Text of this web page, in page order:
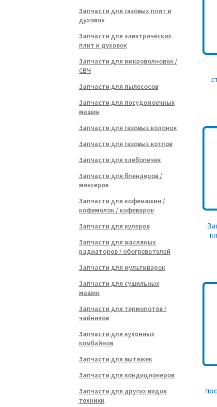
Запчасти для газовых плит и
духовок
Запчасти для электрических
плит и духовок
Запчасти для микроволновок /
СВЧ
Запчасти для пылесосов
Запчасти для посудомоечных
машин
Запчасти для газовых колонок
Запчасти для газовых котлов
Запчасти для хлебопечек
Запчасти для блендеров /
миксеров
Запчасти для кофемашин /
кофемолок / кофеварок
Запчасти для кулеров
Запчасти для масляных
радиаторов / обогревателей
Запчасти для мультиварок
Запчасти для сушильных
машин
Запчасти для термопотов /
чайников
Запчасти для кухонных
комбайнов
Запчасти для вытяжек
Запчасти для кондиционеров
Запчасти для других видов
техники